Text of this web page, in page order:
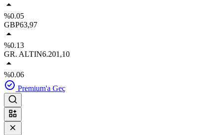
%0.05
GBP63,97
%0.13
GR. ALTIN6.201,10
%0.06
Premium'a Geç